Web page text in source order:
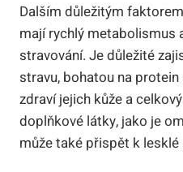
Dalším důležitým
mají rychlý metabolismus
stravování. Je důležité
stravu, bohatou na
zdraví jejich kůže a
doplňkové látky, jako je
může také přispět k lesklé